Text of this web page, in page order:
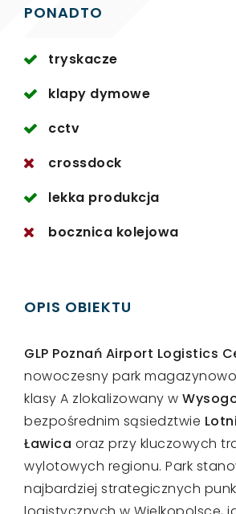
PONADTO
tryskacze
klapy dymowe
cctv
crossdock
lekka produkcja
bocznica kolejowa
OPIS OBIEKTU
GLP Poznań Airport Logistics
nowoczesny park
klasy A zlokalizowany w
bezpośrednim sąsiedztwie
Ławica oraz przy kluczowych
wylotowych regionu. Park
najbardziej strategicznych